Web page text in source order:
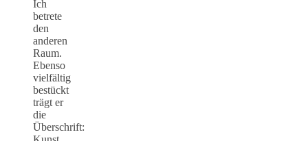
Ich
betrete
den
anderen
Raum.
Ebenso
vielfältig
bestückt
trägt er
die
Überschrift: